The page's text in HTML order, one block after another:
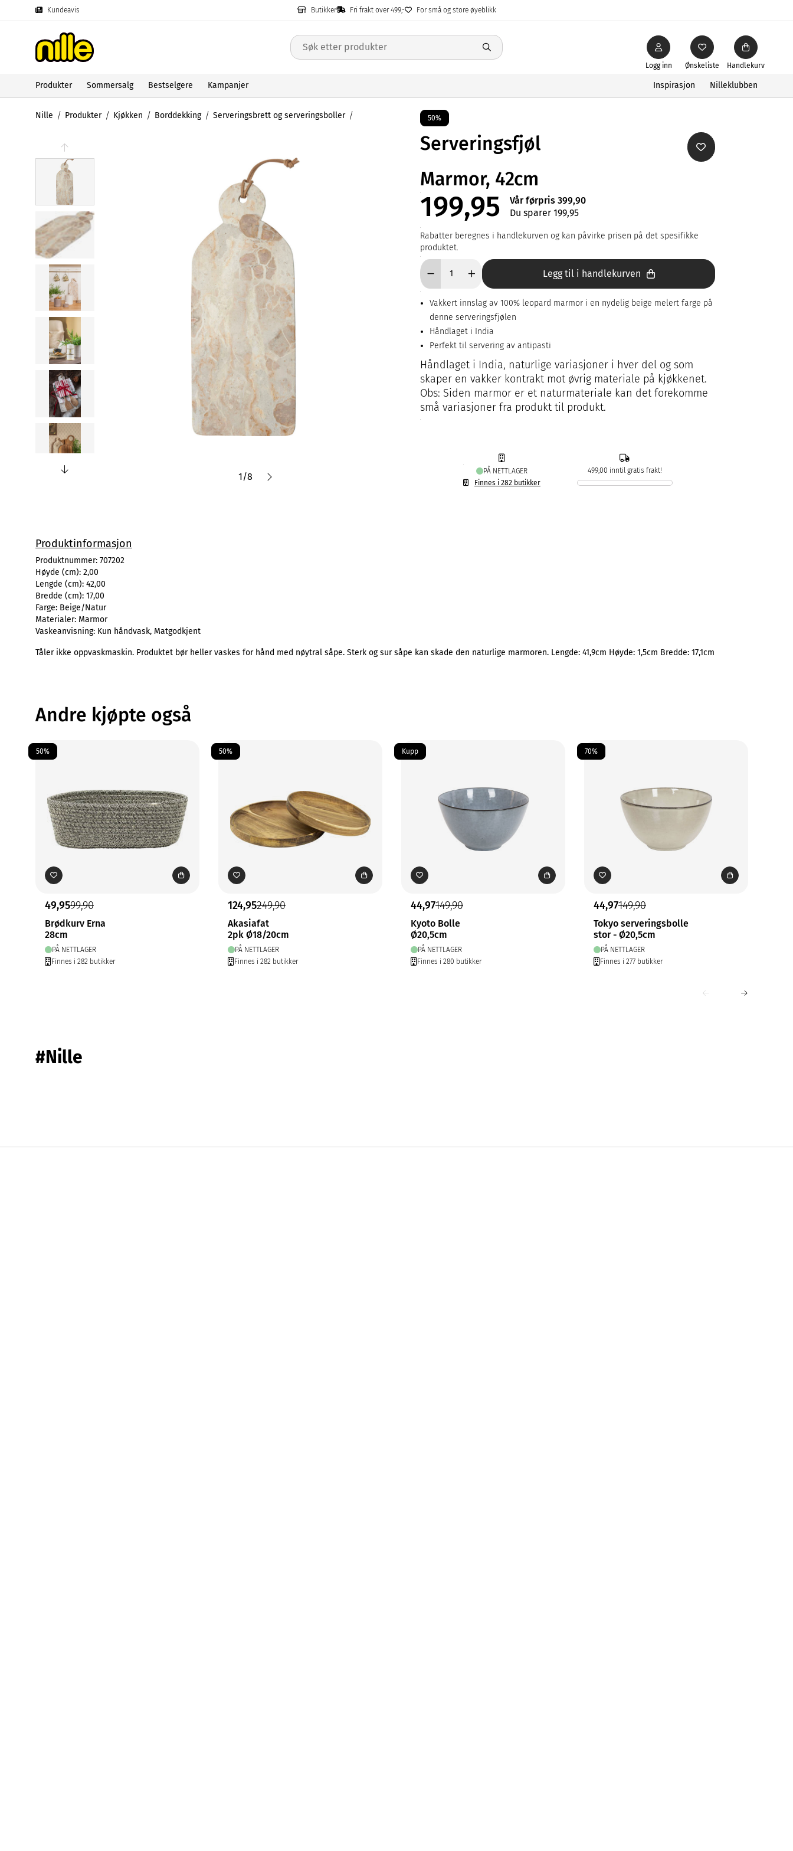
Kundeavis Butikker Fri frakt over 499,- For små og store øyeblikk
Ønskeliste
Logg inn Handlekurv
Produkter Sommersalg Bestselgere Kampanjer Inspirasjon Nilleklubben
Nille Produkter Kjøkken Borddekking Serveringsbrett og serveringsboller
1/8
50%
Serveringsfjøl
Marmor, 42cm
199,95
Vår førpris 399,90
Du sparer 199,95
Rabatter beregnes i handlekurven og kan påvirke prisen på det spesifikke
produktet.
Legg til i handlekurven
Vakkert innslag av 100% leopard marmor i en nydelig beige melert farge på
denne serveringsfjølen
Håndlaget i India
Perfekt til servering av antipasti
Håndlaget i India, naturlige variasjoner i hver del og som
skaper en vakker kontrakt mot øvrig materiale på kjøkkenet.
Obs: Siden marmor er et naturmateriale kan det forekomme
små variasjoner fra produkt til produkt.
PÅ NETTLAGER
Finnes i 282 butikker
499,00 inntil gratis frakt!
Produktinformasjon
Produktnummer: 707202
Høyde (cm): 2,00
Lengde (cm): 42,00
Bredde (cm): 17,00
Farge: Beige/Natur
Materialer: Marmor
Vaskeanvisning: Kun håndvask, Matgodkjent
Tåler ikke oppvaskmaskin. Produktet bør heller vaskes for hånd med nøytral såpe. Sterk og sur såpe kan skade den naturlige marmoren. Lengde: 41,9cm Høyde: 1,5cm Bredde: 17,1cm
Andre kjøpte også
50%
49,9599,90
Brødkurv Erna
28cm
PÅ NETTLAGER
Finnes i 282 butikker
50%
124,95249,90
Akasiafat
2pk Ø18/20cm
PÅ NETTLAGER
Finnes i 282 butikker
Kupp
44,97149,90
Kyoto Bolle
Ø20,5cm
PÅ NETTLAGER
Finnes i 280 butikker
70%
44,97149,90
Tokyo serveringsbolle
stor - Ø20,5cm
PÅ NETTLAGER
Finnes i 277 butikker
#Nille